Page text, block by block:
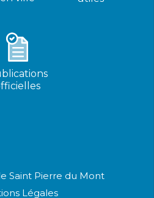
Saint Pierre du Mont
Légales